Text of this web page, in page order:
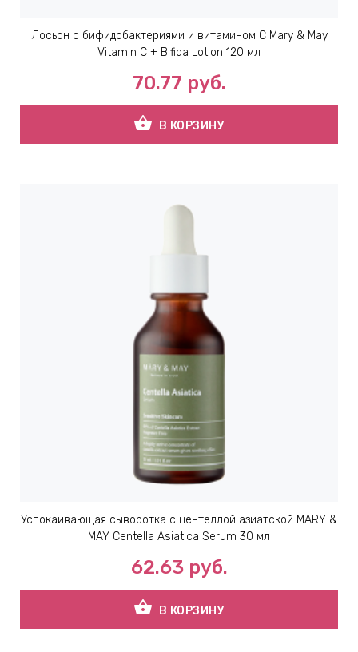
​Лосьон с бифидобактериями и витамином C Mary & May
Vitamin C + Bifida Lotion 120 мл
70.77 руб.
shopping_basket В КОРЗИНУ
Успокаивающая сыворотка с центеллой азиатской ​MARY &
MAY Centella Asiatica Serum 30 мл
62.63 руб.
shopping_basket В КОРЗИНУ